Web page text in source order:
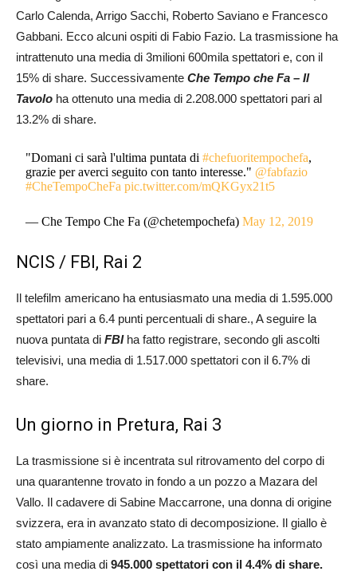
Carlo Calenda, Arrigo Sacchi, Roberto Saviano e Francesco
Gabbani. Ecco alcuni ospiti di Fabio Fazio. La trasmissione ha
intrattenuto una media di 3milioni 600mila spettatori e, con il
15% di share. Successivamente Che Tempo che Fa – Il
Tavolo ha ottenuto una media di 2.208.000 spettatori pari al
13.2% di share.
"Domani ci sarà l'ultima puntata di#chefuoritempochefa,
grazie per averci seguito con tanto interesse." @fabfazio
#CheTempoCheFa pic.twitter.com/mQKGyx21t5
— Che Tempo Che Fa (@chetempochefa)May 12, 2019
NCIS / FBI, Rai 2
Il telefilm americano ha entusiasmato una media di 1.595.000
spettatori pari a 6.4 punti percentuali di share., A seguire la
nuova puntata di FBI ha fatto registrare, secondo gli ascolti
televisivi, una media di 1.517.000 spettatori con il 6.7% di
share.
Un giorno in Pretura, Rai 3
La trasmissione si è incentrata sul ritrovamento del corpo di
una quarantenne trovato in fondo a un pozzo a Mazara del
Vallo. Il cadavere di Sabine Maccarrone, una donna di origine
svizzera, era in avanzato stato di decomposizione. Il giallo è
stato ampiamente analizzato. La trasmissione ha informato
così una media di 945.000 spettatori con il 4.4% di share.